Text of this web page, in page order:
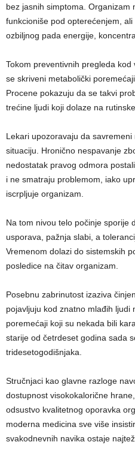
bez jasnih simptoma. Organizam
funkcioniše pod opterećenjem,
ozbiljnog pada energije,
Tokom preventivnih pregleda
se skriveni metabolički
Procene pokazuju da se takvi
trećine ljudi koji dolaze na
Lekari upozoravaju da
situaciju. Hronično nespavanje
nedostatak pravog odmora
i ne smatraju problemom, iako
iscrpljuje organizam.
Na tom nivou telo počinje sporije
usporava, pažnja slabi, a
Vremenom dolazi do sistemskih
posledice na čitav organizam.
Posebnu zabrinutost izaziva
pojavljuju kod znatno mlađih ljudi
poremećaji koji su nekada bili
starije od četrdeset godina sada
tridesetogodišnjaka.
Stručnjaci kao glavne razloge
dostupnost visokokalorične
odsustvo kvalitetnog oporavka
moderna medicina sve više
svakodnevnih navika ostaje